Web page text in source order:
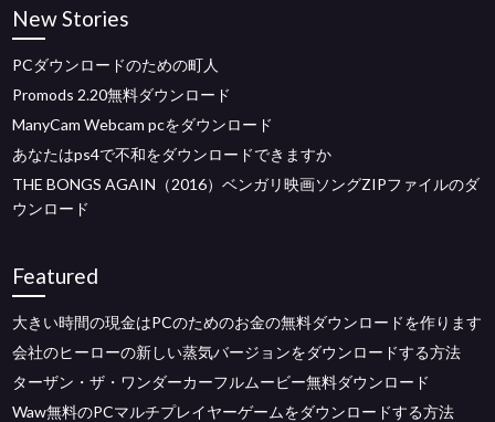
New Stories
PCダウンロードのための町人
Promods 2.20無料ダウンロード
ManyCam Webcam pcをダウンロード
あなたはps4で不和をダウンロードできますか
THE BONGS AGAIN（2016）ベンガリ映画ソングZIPファイルのダ
ウンロード
Featured
大きい時間の現金はPCのためのお金の無料ダウンロードを作ります
会社のヒーローの新しい蒸気バージョンをダウンロードする方法
ターザン・ザ・ワンダーカーフルムービー無料ダウンロード
Waw無料のPCマルチプレイヤーゲームをダウンロードする方法